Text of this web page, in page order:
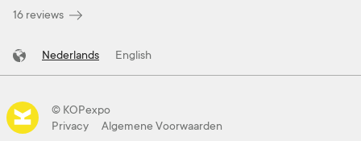
16 reviews
Nederlands English
© KOPexpo
Privacy
Algemene Voorwaarden